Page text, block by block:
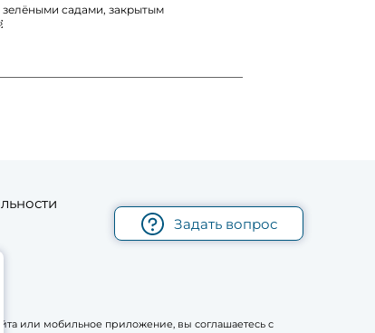
садами, закрытым
Задать вопрос
или мобильное приложение, вы соглашаетесь с